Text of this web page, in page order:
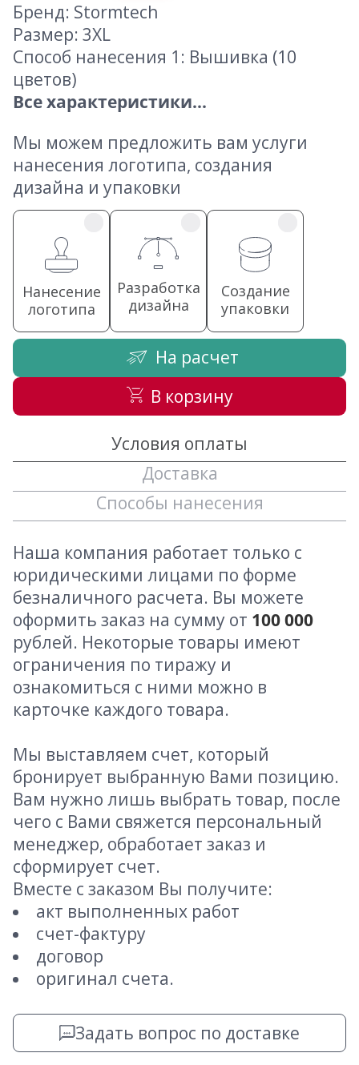
Бренд: Stormtech
Размер: 3XL
Способ нанесения 1: Вышивка (10
цветов)
Все характеристики...
Мы можем предложить вам услуги
нанесения логотипа, создания
дизайна и упаковки
Нанесение
логотипа
Разработка
дизайна
Создание
упаковки
На расчет
В корзину
Условия оплаты
Доставка
Способы нанесения
Наша компания работает только с
юридическими лицами по форме
безналичного расчета. Вы можете
оформить заказ на сумму от 100 000
рублей. Некоторые товары имеют
ограничения по тиражу и
ознакомиться с ними можно в
карточке каждого товара.
Мы выставляем счет, который
бронирует выбранную Вами позицию.
Вам нужно лишь выбрать товар, после
чего с Вами свяжется персональный
менеджер, обработает заказ и
сформирует счет.
Вместе с заказом Вы получите:
акт выполненных работ
счет-фактуру
договор
оригинал счета.
Задать вопрос по доставке